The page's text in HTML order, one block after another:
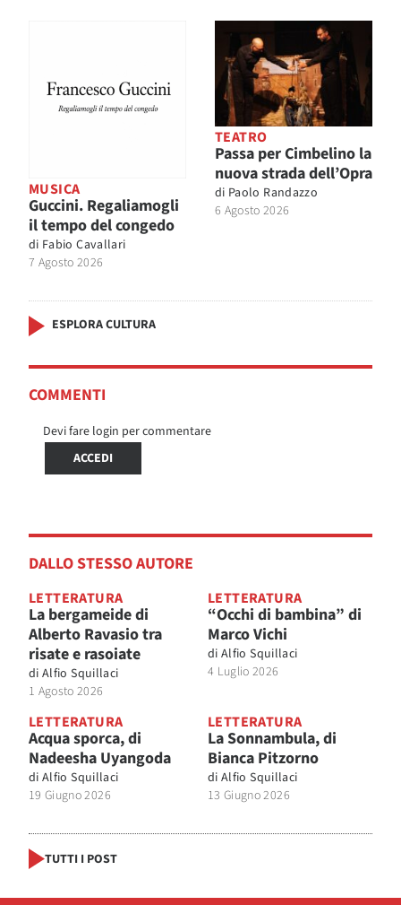
MUSICA
Guccini. Regaliamogli
il tempo del congedo
di Fabio Cavallari
7 Agosto 2026
TEATRO
Passa per Cimbelino la
nuova strada dell’Opra
di Paolo Randazzo
6 Agosto 2026
ESPLORA CULTURA
COMMENTI
Devi fare login per commentare
ACCEDI
DALLO STESSO AUTORE
LETTERATURA
La bergameide di
Alberto Ravasio tra
risate e rasoiate
di Alfio Squillaci
1 Agosto 2026
LETTERATURA
“Occhi di bambina” di
Marco Vichi
di Alfio Squillaci
4 Luglio 2026
LETTERATURA
Acqua sporca, di
Nadeesha Uyangoda
di Alfio Squillaci
19 Giugno 2026
LETTERATURA
La Sonnambula, di
Bianca Pitzorno
di Alfio Squillaci
13 Giugno 2026
TUTTI I POST